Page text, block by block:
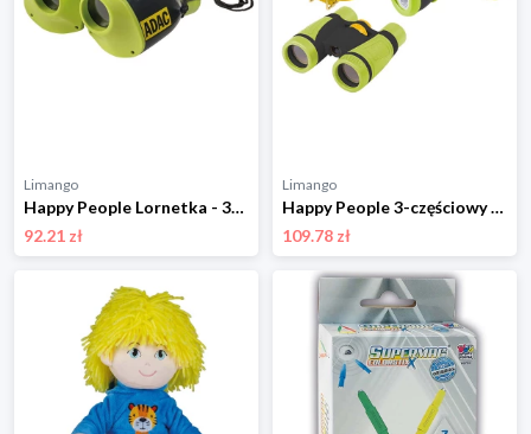
Limango
Happy People Lornetka - 3+ rozmiar: onesize
92.21 zł
Limango
Happy People 3-częściowy zestaw odkrywcy - 3+ rozmiar: onesize
109.78 zł